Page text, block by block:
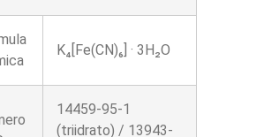
K₄[Fe(CN)₆] · 3H₂O
14459-95-1
(triidrato) / 13943-